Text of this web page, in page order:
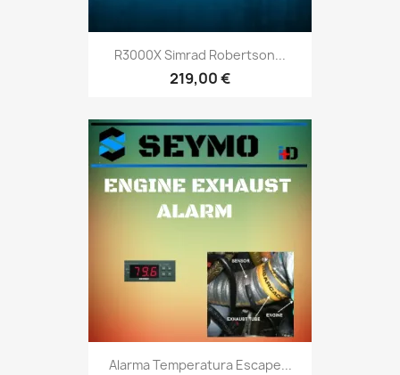
R3000X Simrad Robertson...
219,00 €
Alarma Temperatura Escape...